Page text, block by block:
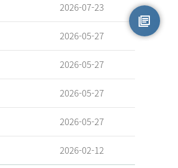
2026-07-23
2026-05-27
2026-05-27
2026-05-27
2026-05-27
2026-02-12